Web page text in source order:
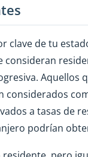
clave de tu
consideran
Aquellos
considerados
a tasas de
podrían